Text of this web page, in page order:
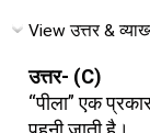
View उत्तर &
उत्तर- (C)
“पीला” एक